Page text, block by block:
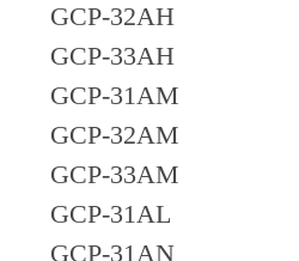
GCP-32AH
GCP-33AH
GCP-31AM
GCP-32AM
GCP-33AM
GCP-31AL
GCP-31AN